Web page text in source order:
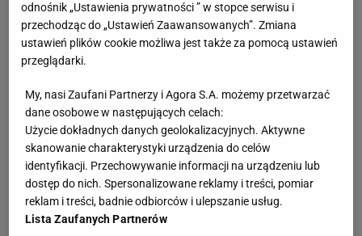
Czasem wina leży niestety po naszej stronie.
Nadmierne przetłuszczanie sięwłosówjest często
spowodowane ich obciążaniem maskami i
odżywkami, bez których wydawać by się mogło, nie
możemy się obyć. Najważniejsze, by dobrać do
swojego rodzaju włosów odpowiednie produkty.
Bardzo istotne jest również to, czy włosy są cienkie,
czy gęste i grube. Z naturalnych składników, które
warto wybrać, by radzić sobie z problemem,
odnośnik „Ustawienia prywatności ” w stopce serwisu i
przechodząc do „Ustawień Zaawansowanych”. Zmiana
ustawień plików cookie możliwa jest także za pomocą ustawień
przeglądarki.
My, nasi Zaufani Partnerzy i Agora S.A. możemy przetwarzać
dane osobowe w następujących celach:
Użycie dokładnych danych geolokalizacyjnych. Aktywne
skanowanie charakterystyki urządzenia do celów
identyfikacji. Przechowywanie informacji na urządzeniu lub
dostęp do nich. Spersonalizowane reklamy i treści, pomiar
reklam i treści, badnie odbiorców i ulepszanie usług.
Lista Zaufanych Partnerów